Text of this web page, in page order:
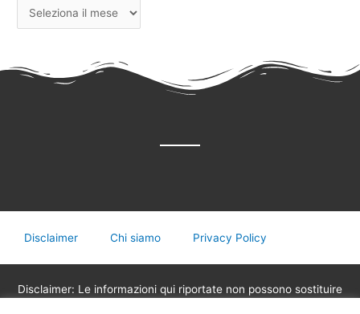
Disclaimer Chi siamo Privacy Policy
Disclaimer: Le informazioni qui riportate non possono sostituire